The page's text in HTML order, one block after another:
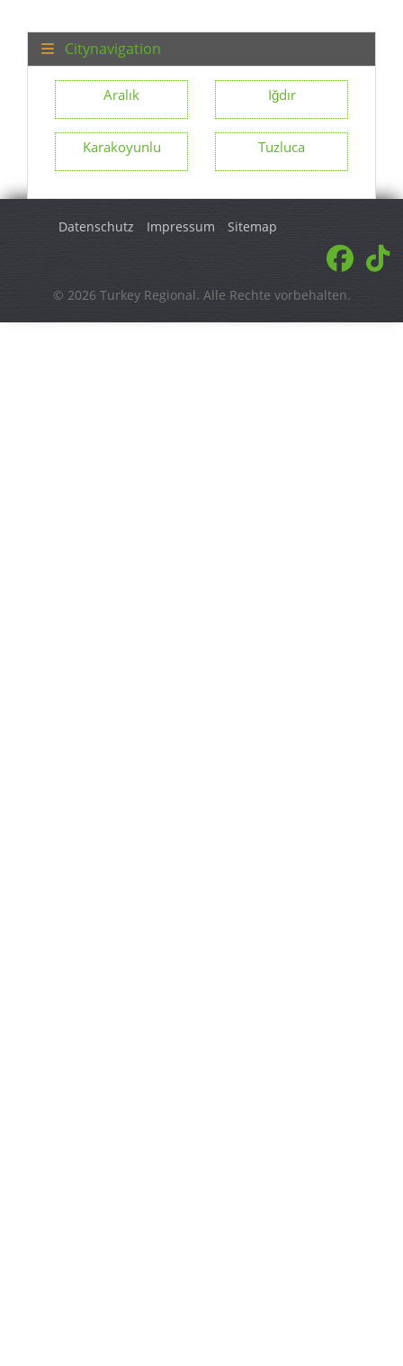
Citynavigation
Aralık Iğdır
Karakoyunlu Tuzluca
Datenschutz Impressum Sitemap
© 2026 Turkey Regional. Alle Rechte vorbehalten.